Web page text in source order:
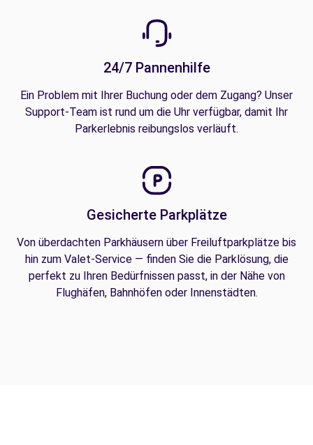
24/7 Pannenhilfe
Ein Problem mit Ihrer Buchung oder dem Zugang? Unser
Support-Team ist rund um die Uhr verfügbar, damit Ihr
Parkerlebnis reibungslos verläuft.
Gesicherte Parkplätze
Von überdachten Parkhäusern über Freiluftparkplätze bis
hin zum Valet-Service — finden Sie die Parklösung, die
perfekt zu Ihren Bedürfnissen passt, in der Nähe von
Flughäfen, Bahnhöfen oder Innenstädten.